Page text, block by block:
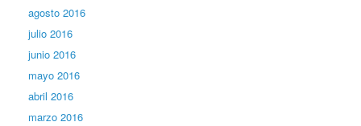
agosto 2016
julio 2016
junio 2016
mayo 2016
abril 2016
marzo 2016